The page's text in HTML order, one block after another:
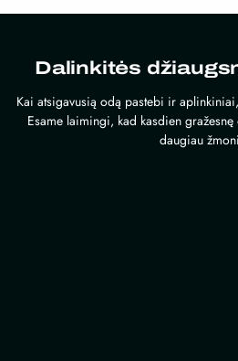
Dalinkitės
Kai atsigavusią odą pastebi ir
Esame laimingi, kad kasdien gražesnę
daugiau